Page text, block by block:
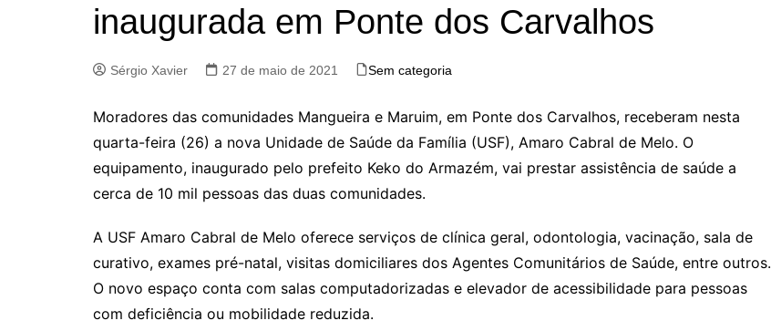
inaugurada em Ponte dos Carvalhos
Sérgio Xavier 27 de maio de 2021 Sem categoria
Moradores das comunidades Mangueira e Maruim, em Ponte dos Carvalhos, receberam nesta
quarta-feira (26) a nova Unidade de Saúde da Família (USF), Amaro Cabral de Melo. O
equipamento, inaugurado pelo prefeito Keko do Armazém, vai prestar assistência de saúde a
cerca de 10 mil pessoas das duas comunidades.
A USF Amaro Cabral de Melo oferece serviços de clínica geral, odontologia, vacinação, sala de
curativo, exames pré-natal, visitas domiciliares dos Agentes Comunitários de Saúde, entre outros.
O novo espaço conta com salas computadorizadas e elevador de acessibilidade para pessoas
com deficiência ou mobilidade reduzida.